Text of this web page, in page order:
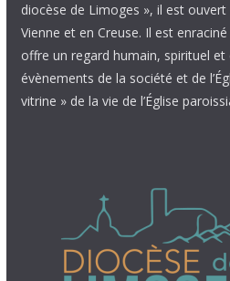
diocèse de Limoges », il est
Vienne et en Creuse. Il est
offre un regard humain, spirituel et
évènements de la société et de
vitrine » de la vie de l’Église